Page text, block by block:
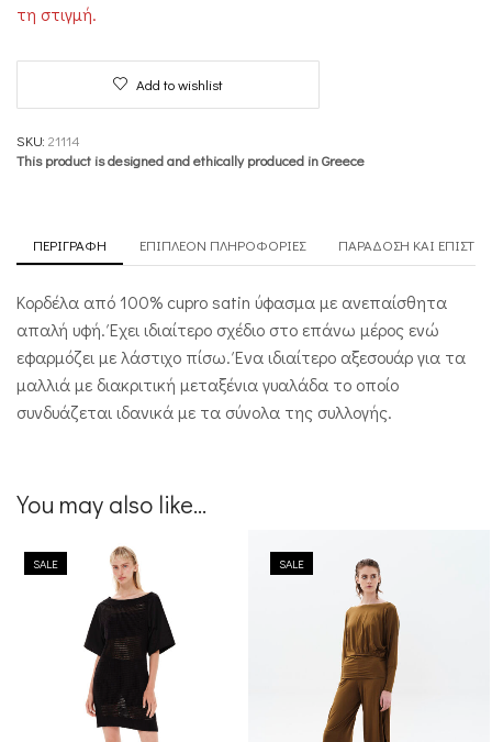
τη στιγμή.
Add to wishlist
SKU: 21114
This product is designed and ethically produced in Greece
ΠΕΡΙΓΡΑΦΉ ΕΠΙΠΛΈΟΝ ΠΛΗΡΟΦΟΡΊΕΣ ΠΑΡΆΔΟΣΗ ΚΑΙ
Κορδέλα από 100% cupro satin ύφασμα με ανεπαίσθητα
απαλή υφή. Έχει ιδιαίτερο σχέδιο στο επάνω μέρος ενώ
εφαρμόζει με λάστιχο πίσω. Ένα ιδιαίτερο αξεσουάρ για τα
μαλλιά με διακριτική μεταξένια γυαλάδα το οποίο
συνδυάζεται ιδανικά με τα σύνολα της συλλογής.
You may also like...
SALE SALE